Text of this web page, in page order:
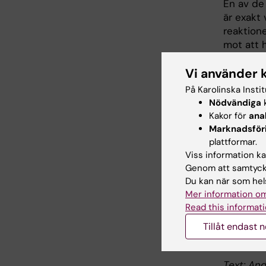
En av
är exakt
mot att
– Av en
helt
Hennes
mer om
– Vi
detta,
vill. Det
tillgång
Vi använder
På Karolinska
Nödvändiga
Kakor för
plattformar.
Viss information
Genom att
Du kan när som
Mer information
Read this
Tillåt endast